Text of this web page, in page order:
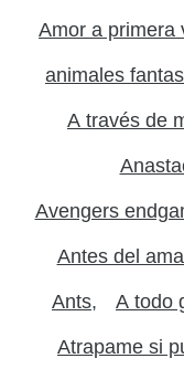
Amor a primera
animales
A través de
Avengers
Antes del
Ants A todo
Atrapame si